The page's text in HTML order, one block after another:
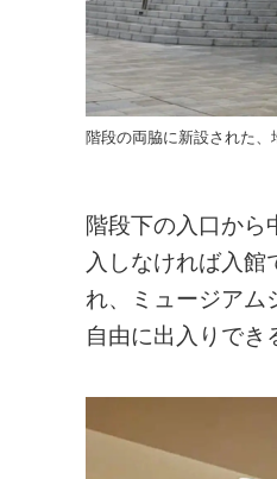
階段の両脇に新設された、
階段下の入口から
入しなければ入館
れ、ミュージアム
自由に出入りでき